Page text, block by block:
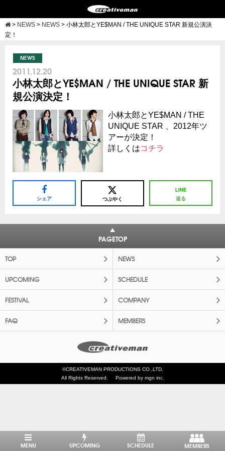
> NEWS > NEWS > 小林太郎とYE$MAN / THE UNIQUE STAR 新規公演決
定！
NEWS
2011.12.20
小林太郎とYE$MAN / THE UNIQUE STAR 新
規公演決定！
小林太郎とYE$MAN / THE
UNIQUE STAR 、2012年ツ
アーが決定！
詳しくはコチラ
シェア つぶやく 送る
PAGETOP
TOP NEWS
UPCOMING SCHEDULE
FESTIVAL COMPANY
FAQ MEMBERS
©CREATIVEMAN PRODUCTIONS CO.,LTD.
All Rights Reserved.
Powered by mgn inc.
MENU UPCOMING SCHEDULE MEMBERS